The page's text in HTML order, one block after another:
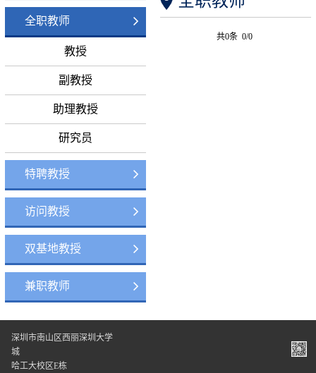
全职教师
教授
副教授
助理教授
研究员
特聘教授
访问教授
双基地教授
兼职教师
共0条 0/0
深圳市南山区西丽深圳大学
城
哈工大校区E栋